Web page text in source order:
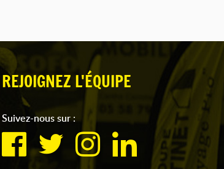
REJOIGNEZ L'ÉQUIPE
Suivez-nous sur :